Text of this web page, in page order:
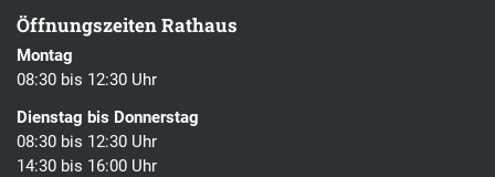
Öffnungszeiten Rathaus
Montag
08:30 bis 12:30 Uhr
Dienstag bis Donnerstag
08:30 bis 12:30 Uhr
14:30 bis 16:00 Uhr